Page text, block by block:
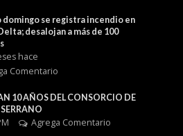
domingo se registra incendio en
desalojan a más de 100
hace
Comentario
10 AÑOS DEL CONSORCIO DE
Agrega Comentario